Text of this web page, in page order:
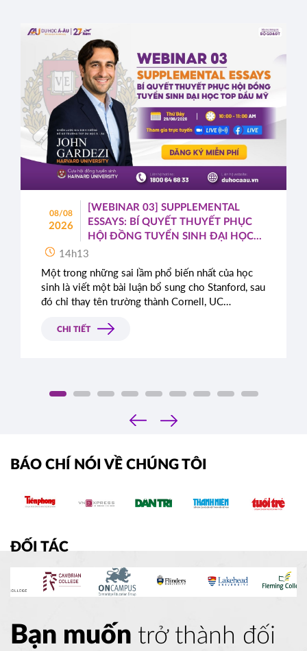
08/08
2026
[WEBINAR 03] SUPPLEMENTAL
ESSAYS: BÍ QUYẾT THUYẾT PHỤC
HỘI ĐỒNG TUYỂN SINH ĐẠI HỌC
TOP ĐẦU MỸ
14h13
Một trong những sai lầm phổ biến nhất của học
sinh là viết một bài luận bổ sung cho Stanford, sau
đó chỉ thay tên trường thành Cornell, UC
CHI TIẾT
‹
›
BÁO CHÍ NÓI VỀ CHÚNG TÔI
ĐỐI TÁC
Bạn muốn trở thành đối